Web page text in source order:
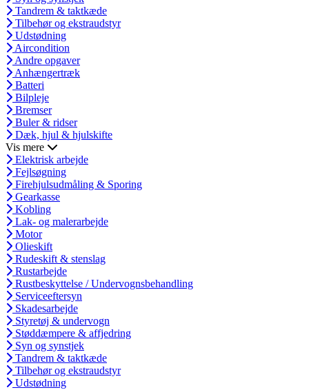
Tandrem & taktkæde
Tilbehør og ekstraudstyr
Udstødning
Aircondition
Andre opgaver
Anhængertræk
Batteri
Bilpleje
Bremser
Buler & ridser
Dæk, hjul & hjulskifte
Vis mere
Elektrisk arbejde
Fejlsøgning
Firehjulsudmåling & Sporing
Gearkasse
Kobling
Lak- og malerarbejde
Motor
Olieskift
Rudeskift & stenslag
Rustarbejde
Rustbeskyttelse / Undervognsbehandling
Serviceeftersyn
Skadesarbejde
Styretøj & undervogn
Støddæmpere & affjedring
Syn og synstjek
Tandrem & taktkæde
Tilbehør og ekstraudstyr
Udstødning